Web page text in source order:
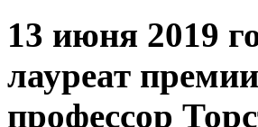
13 июня 2019
лауреат
профессор